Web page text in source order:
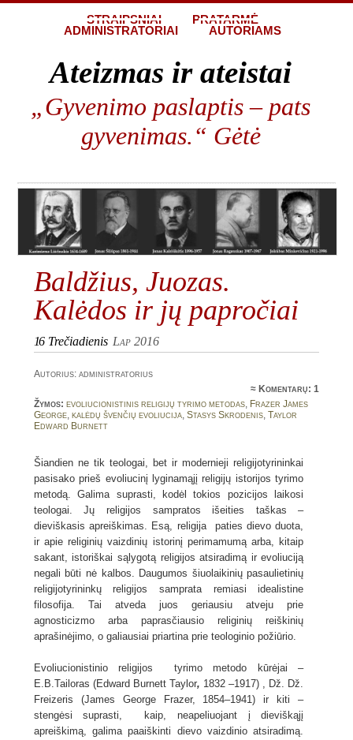
STRAIPSNIAI
PRATARMĖ
ADMINISTRATORIAI
AUTORIAMS
Ateizmas ir ateistai
„Gyvenimo paslaptis – pats
gyvenimas.“ Gėtė
Baldžius, Juozas.
Kalėdos ir jų papročiai
16 Trečiadienis Lap 2016
Autorius: administratorius
≈ Komentarų: 1
Žymos: evoliucionistinis religijų tyrimo metodas, Frazer James
George, kalėdų švenčių evoliucija, Stasys Skrodenis, Taylor
Edward Burnett
Šiandien ne tik teologai, bet ir modernieji religijotyrininkai
pasisako prieš evoliucinį lyginamąjį religijų istorijos tyrimo
metodą. Galima suprasti, kodėl tokios pozicijos laikosi
teologai. Jų religijos sampratos išeities taškas –
dieviškasis apreiškimas. Esą, religija paties dievo duota,
ir apie religinių vaizdinių istorinį perimamumą arba, kitaip
sakant, istoriškai sąlygotą religijos atsiradimą ir evoliuciją
negali būti nė kalbos. Daugumos šiuolaikinių pasaulietinių
religijotyrininkų religijos samprata remiasi idealistine
filosofija. Tai atveda juos geriausiu atveju prie
agnosticizmo arba paprasčiausio religinių reiškinių
aprašinėjimo, o galiausiai priartina prie teologinio požiūrio.
Evoliucionistinio religijos tyrimo metodo kūrėjai –
E.B.Tailoras (Edward Burnett Taylor, 1832 –1917) , Dž. Dž.
Freizeris (James George Frazer, 1854–1941) ir kiti –
stengėsi suprasti, kaip, neapeliuojant į dieviškąjį
apreiškimą, galima paaiškinti dievo vaizdinio atsiradimą.